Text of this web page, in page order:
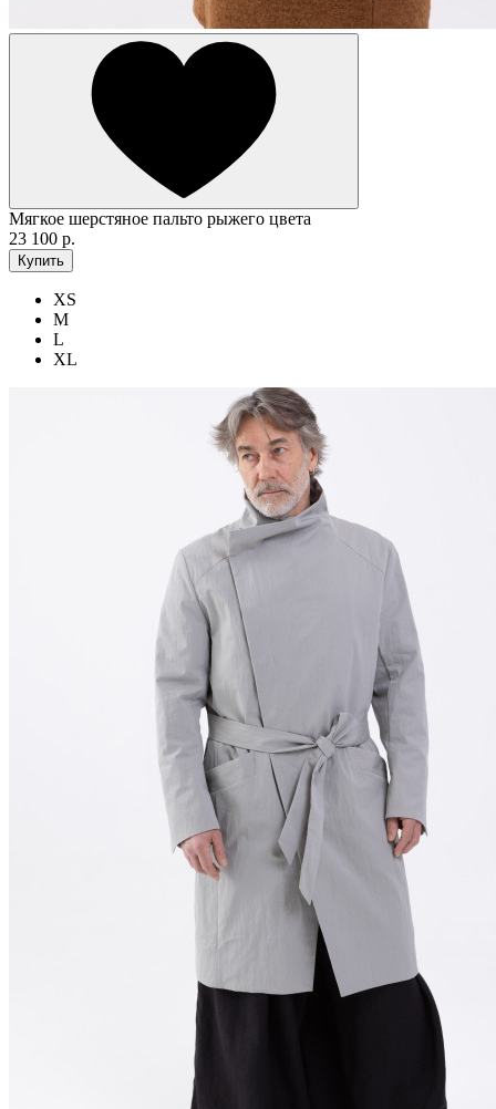
Мягкое шерстяное пальто рыжего цвета
23 100 р.
Купить
XS
M
L
XL